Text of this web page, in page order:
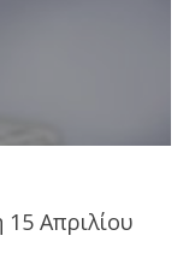
Απριλίου